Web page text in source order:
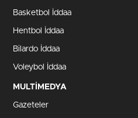
Basketbol İddaa
Hentbol İddaa
Bilardo İddaa
Voleybol İddaa
MULTİMEDYA
Gazeteler